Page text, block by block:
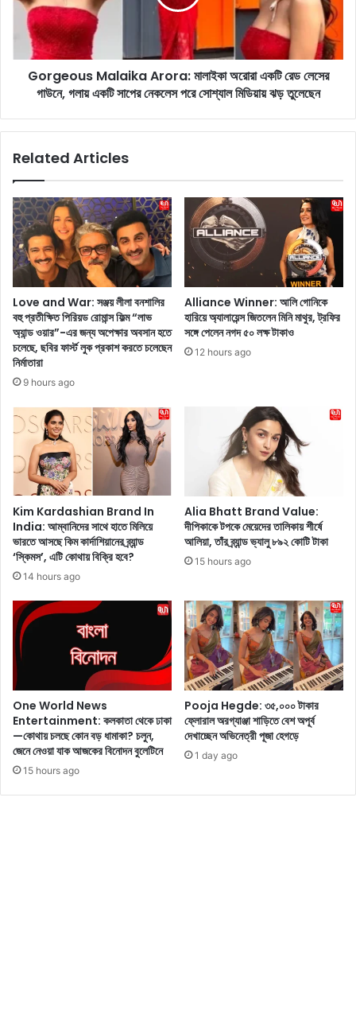
না
ই
ম্প
ক
টি
ব
হি
রা
গ
ত
টি
ক
টি
লা
ল
পা
ল
ক
রে
ছে
ন
,
রা
এ
টি
কে
শু
দে
র
ম
তো
ভা
M
a
o
r
a
:
মা
ই
কা
অ
রো
রা
ক
ড
লে
সে
র
গা
উ
নে
,
লা
য়
ক
সা
পে
র
লে
স
Gorgeous Malaika Arora: মালাইকা অরোরা একটি রেড লেসের
গাউনে, গলায় একটি সাপের নেকলেস পরে সোশ্যাল মিডিয়ায় ঝড় তুলেছেন
Related Articles
Love and War: সঞ্জয় লীলা বনশালির
বহু প্রতীক্ষিত পিরিয়ড রোমান্স ফিল্ম “লাভ
অ্যান্ড ওয়ার”-এর জন্য অপেক্ষার অবসান হতে
চলেছে, ছবির ফার্স্ট লুক প্রকাশ করতে চলেছেন
নির্মাতারা
9 hours ago
Alliance Winner: আলি গোনিকে
হারিয়ে অ্যালায়েন্স জিতলেন মিনি মাথুর, ট্রফির
সঙ্গে পেলেন নগদ ৫০ লক্ষ টাকাও
12 hours ago
Kim Kardashian Brand In
India: আম্বানিদের সাথে হাতে মিলিয়ে
ভারতে আসছে কিম কার্দাশিয়ানের ব্র্যান্ড
‘স্কিমস’, এটি কোথায় বিক্রি হবে?
14 hours ago
Alia Bhatt Brand Value:
দীপিকাকে টপকে মেয়েদের তালিকায় শীর্ষে
আলিয়া, তাঁর ব্র্যান্ড ভ্যালু ৮৯২ কোটি টাকা
15 hours ago
One World News
Entertainment: কলকাতা থেকে ঢাকা
—কোথায় চলছে কোন বড় ধামাকা? চলুন,
জেনে নেওয়া যাক আজকের বিনোদন বুলেটিনে
15 hours ago
Pooja Hegde: ৩৫,০০০ টাকার
ফ্লোরাল অরগ্যাঞ্জা শাড়িতে বেশ অপূর্ব
দেখাচ্ছেন অভিনেত্রী পূজা হেগড়ে
1 day ago